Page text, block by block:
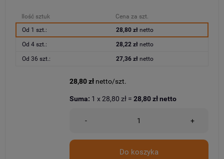
Ilość sztuk
Cena za szt.
Od 1 szt.:
28,80 złnetto
Od 4 szt.: 28,22 złnetto
Od 36 szt.: 27,36 złnetto
28,80 zł netto/szt.
- +
Do koszyka
Suma: 1 x28,80 zł = 28,80 złnetto